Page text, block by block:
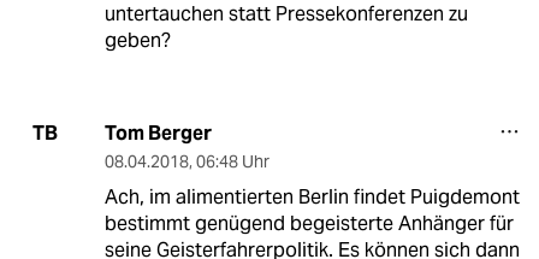
untertauchen statt Pressekonferenzen zu
geben?
TB Tom Berger
08.04.2018, 06:48 Uhr
Ach, im alimentierten Berlin findet Puigdemont
bestimmt genügend begeisterte Anhänger für
seine Geisterfahrerpolitik. Es können sich dann